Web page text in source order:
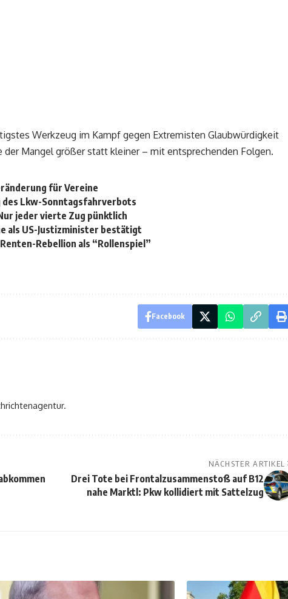
Werkzeug im Kampf gegen Extremisten Glaubwürdigkeit
der Mangel größer statt kleiner – mit entsprechenden Folgen.
für Vereine
Lkw-Sonntagsfahrverbots
jeder vierte Zug pünktlich
als US-Justizminister bestätigt
Rebellion als “Rollenspiel”
Facebook
NÄCHSTER ARTIKEL
Drei Tote bei Frontalzusammenstoß auf B12
nahe Marktl: Pkw kollidiert mit Sattelzug